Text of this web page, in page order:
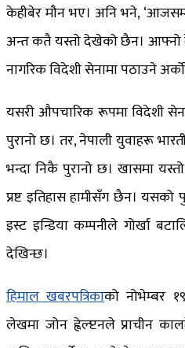
केहीबेर मौन भए। अनि भने,
अन्त कतै यस्तो देखेको छैन। आफ्नो
नागरिक विदेशी सेनामा पठाउने
यसरी औपचारिक रूपमा विदेशी
पुरानो छ। तर, नेपाली युवाहरू
भन्दा निकै पुरानो छ। खासमा
प्रष्ट इतिहास हामीसँग छैन। यसको
इस्ट इन्डिया कम्पनीले गोर्खा
देखिन्छ।
हिमाल खबरपत्रिकाको नोभेम्बर
लेखमा जोन ह्वेल्प्टनले प्राचीन